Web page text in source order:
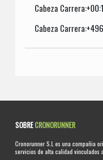
Cabeza
Cabeza
SOBRECRONORUNNER
Cronorunner S.L es una compañia
servicios de alta calidad vinculados